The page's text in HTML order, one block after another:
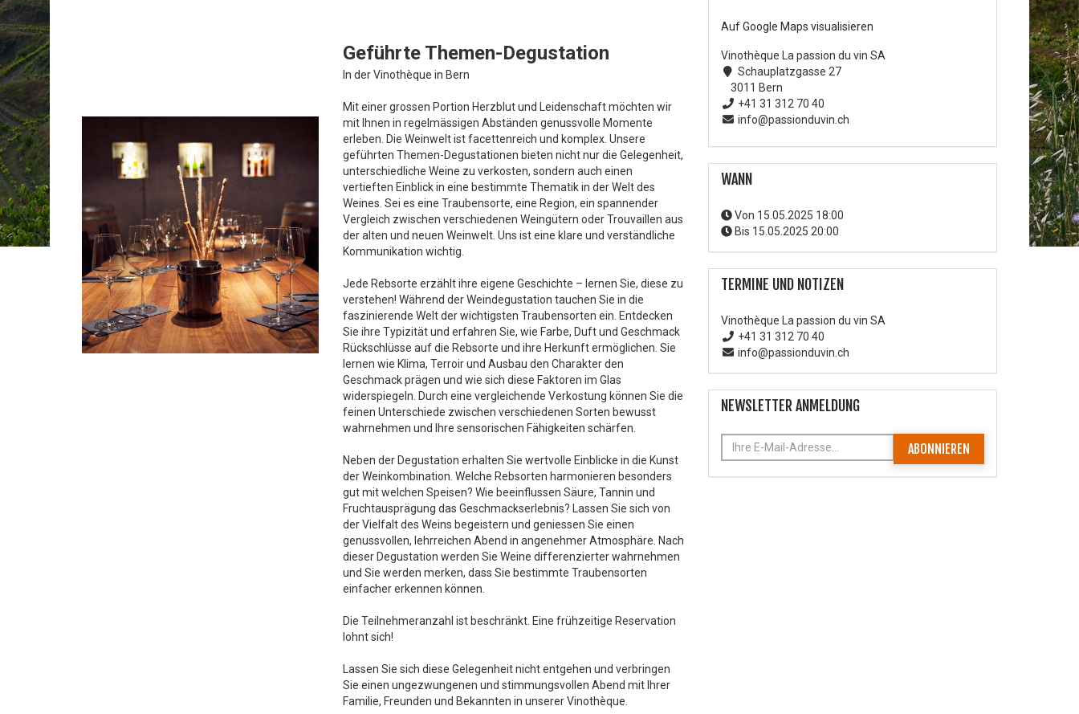
Geführte Themen-Degustation
In der Vinothèque in Bern
Mit einer grossen Portion Herzblut und Leidenschaft möchten wir
mit Ihnen in regelmässigen Abständen genussvolle Momente
erleben. Die Weinwelt ist facettenreich und komplex. Unsere
geführten Themen-Degustationen bieten nicht nur die Gelegenheit,
unterschiedliche Weine zu verkosten, sondern auch einen
vertieften Einblick in eine bestimmte Thematik in der Welt des
Weines. Sei es eine Traubensorte, eine Region, ein spannender
Vergleich zwischen verschiedenen Weingütern oder Trouvaillen aus
der alten und neuen Weinwelt. Uns ist eine klare und verständliche
Kommunikation wichtig.
Jede Rebsorte erzählt ihre eigene Geschichte – lernen Sie, diese zu
verstehen! Während der Weindegustation tauchen Sie in die
faszinierende Welt der wichtigsten Traubensorten ein. Entdecken
Sie ihre Typizität und erfahren Sie, wie Farbe, Duft und Geschmack
Rückschlüsse auf die Rebsorte und ihre Herkunft ermöglichen. Sie
lernen wie Klima, Terroir und Ausbau den Charakter den
Geschmack prägen und wie sich diese Faktoren im Glas
widerspiegeln. Durch eine vergleichende Verkostung können Sie die
feinen Unterschiede zwischen verschiedenen Sorten bewusst
wahrnehmen und Ihre sensorischen Fähigkeiten schärfen.
Neben der Degustation erhalten Sie wertvolle Einblicke in die Kunst
der Weinkombination. Welche Rebsorten harmonieren besonders
gut mit welchen Speisen? Wie beeinflussen Säure, Tannin und
Fruchtausprägung das Geschmackserlebnis? Lassen Sie sich von
der Vielfalt des Weins begeistern und geniessen Sie einen
genussvollen, lehrreichen Abend in angenehmer Atmosphäre. Nach
dieser Degustation werden Sie Weine differenzierter wahrnehmen
und Sie werden merken, dass Sie bestimmte Traubensorten
einfacher erkennen können.
Die Teilnehmeranzahl ist beschränkt. Eine frühzeitige Reservation
lohnt sich!
Lassen Sie sich diese Gelegenheit nicht entgehen und verbringen
Sie einen ungezwungenen und stimmungsvollen Abend mit Ihrer
Familie, Freunden und Bekannten in unserer Vinothèque.
Auf Google Maps visualisieren
Vinothèque La passion du vin SA
Schauplatzgasse 27
3011 Bern
+41 31 312 70 40
info@passionduvin.ch
WANN
Von 15.05.2025 18:00
Bis 15.05.2025 20:00
TERMINE UND NOTIZEN
Vinothèque La passion du vin SA
+41 31 312 70 40
info@passionduvin.ch
NEWSLETTER ANMELDUNG
ABONNIEREN